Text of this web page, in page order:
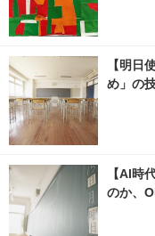
【明日
め」の
【AI時
のか、